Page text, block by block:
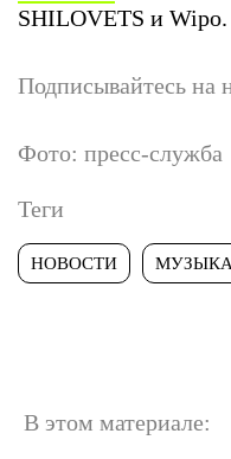
SHILOVETS и Wipo.
Подписывайтесь на
Фото: пресс-служба
Теги
НОВОСТИ МУЗЫКА
В этом материале: